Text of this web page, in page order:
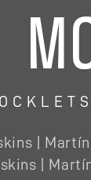
|
|